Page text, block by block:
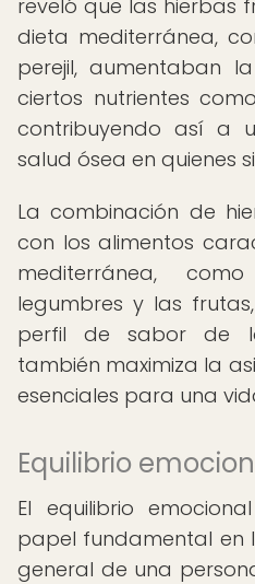
reveló que las hierbas
dieta mediterránea,
perejil, aumentaban
ciertos nutrientes
contribuyendo así a
salud ósea en quienes
La combinación de
con los alimentos
mediterránea,
legumbres y las
perfil de sabor de
también maximiza la
esenciales para una
Equilibrio
El equilibrio
papel fundamental en
general de una